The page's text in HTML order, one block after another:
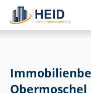
Obermoschel